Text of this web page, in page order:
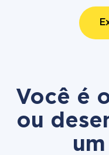
Você é
ou